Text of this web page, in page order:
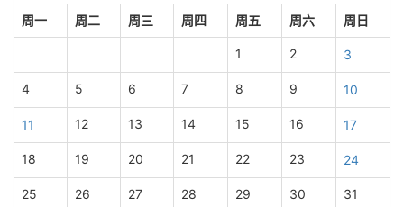
周一 周二 周三 周四 周五 周六 周日
1 2 3
4 5 6 7 8 9 10
11 12 13 14 15 16 17
18 19 20 21 22 23 24
25 26 27 28 29 30 31